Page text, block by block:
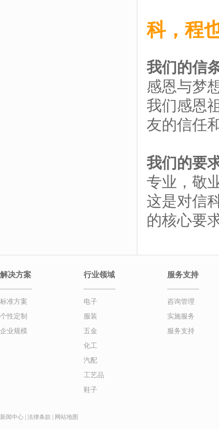
科，程
我们的信
感恩与梦
我们感恩
友的信任
我们的要
专业，敬
这是对信
的核心要
解决方案
标准方案
个性定制
企业规模
行业领域
电子
服装
五金
化工
汽配
工艺品
鞋子
服务支持
咨询管理
实施服务
服务支持
新闻中心 法律条款 网站地图